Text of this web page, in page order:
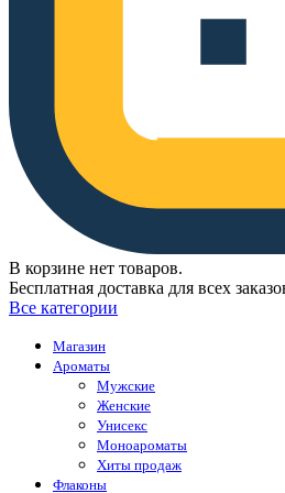
В корзине нет товаров.
Бесплатная доставка для всех
Все категории
Магазин
Ароматы
Мужские
Женские
Унисекс
Моноароматы
Хиты продаж
Флаконы